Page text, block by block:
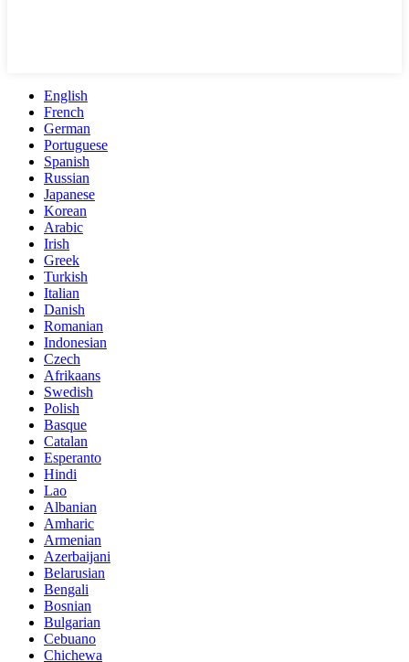
English
French
German
Portuguese
Spanish
Russian
Japanese
Korean
Arabic
Irish
Greek
Turkish
Italian
Danish
Romanian
Indonesian
Czech
Afrikaans
Swedish
Polish
Basque
Catalan
Esperanto
Hindi
Lao
Albanian
Amharic
Armenian
Azerbaijani
Belarusian
Bengali
Bosnian
Bulgarian
Cebuano
Chichewa